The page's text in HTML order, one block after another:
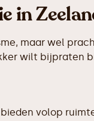
in
maar wel
wilt bijpraten
volop